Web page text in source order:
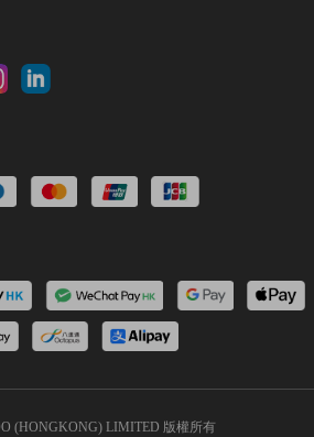
(HONGKONG) LIMITED 版權所有